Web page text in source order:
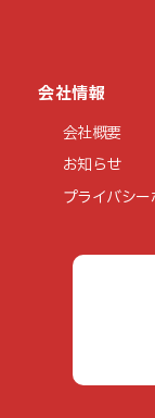
会社情報
会社概要
お知らせ
プライバシ